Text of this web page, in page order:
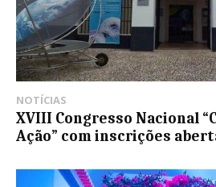
NOTÍCIAS
XVIII Congresso Nacional
Ação” com inscrições